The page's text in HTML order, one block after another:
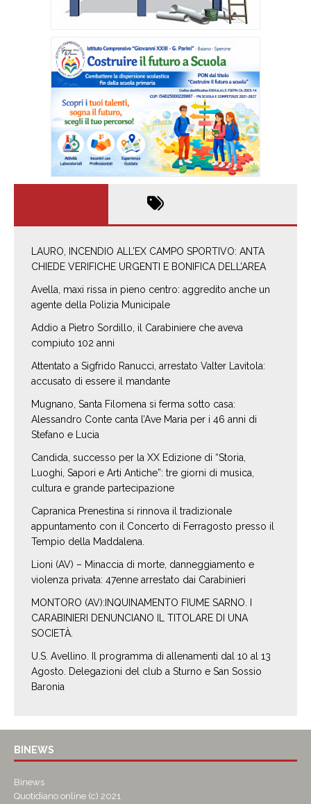
LAURO, INCENDIO ALL’EX CAMPO SPORTIVO: ANTA
CHIEDE VERIFICHE URGENTI E BONIFICA DELL’AREA
Avella, maxi rissa in pieno centro: aggredito anche un
agente della Polizia Municipale
Addio a Pietro Sordillo, il Carabiniere che aveva
compiuto 102 anni
Attentato a Sigfrido Ranucci, arrestato Valter Lavitola:
accusato di essere il mandante
Mugnano, Santa Filomena si ferma sotto casa:
Alessandro Conte canta l’Ave Maria per i 46 anni di
Stefano e Lucia
Candida, successo per la XX Edizione di “Storia,
Luoghi, Sapori e Arti Antiche”: tre giorni di musica,
cultura e grande partecipazione
Capranica Prenestina si rinnova il tradizionale
appuntamento con il Concerto di Ferragosto presso il
Tempio della Maddalena.
Lioni (AV) – Minaccia di morte, danneggiamento e
violenza privata: 47enne arrestato dai Carabinieri
MONTORO (AV):INQUINAMENTO FIUME SARNO. I
CARABINIERI DENUNCIANO IL TITOLARE DI UNA
SOCIETÀ.
U.S. Avellino. Il programma di allenamenti dal 10 al 13
Agosto. Delegazioni del club a Sturno e San Sossio
Baronia
BINEWS
Binews
Quotidiano online (c) 2021